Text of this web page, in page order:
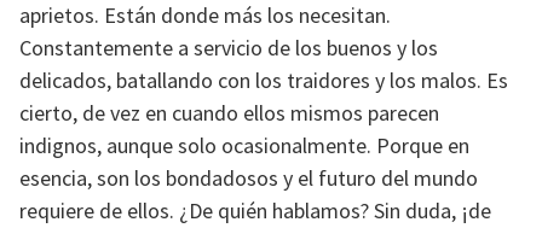
aprietos. Están donde más los necesitan.
Constantemente a servicio de los buenos y los
delicados, batallando con los traidores y los malos. Es
cierto, de vez en cuando ellos mismos parecen
indignos, aunque solo ocasionalmente. Porque en
esencia, son los bondadosos y el futuro del mundo
requiere de ellos. ¿De quién hablamos? Sin duda, ¡de